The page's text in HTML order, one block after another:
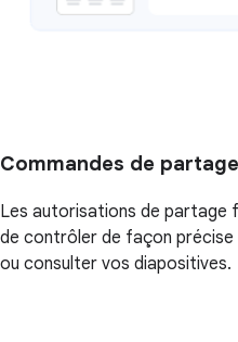
Commandes de
Les autorisations de partage
de contrôler de façon
ou consulter vos diapositives.